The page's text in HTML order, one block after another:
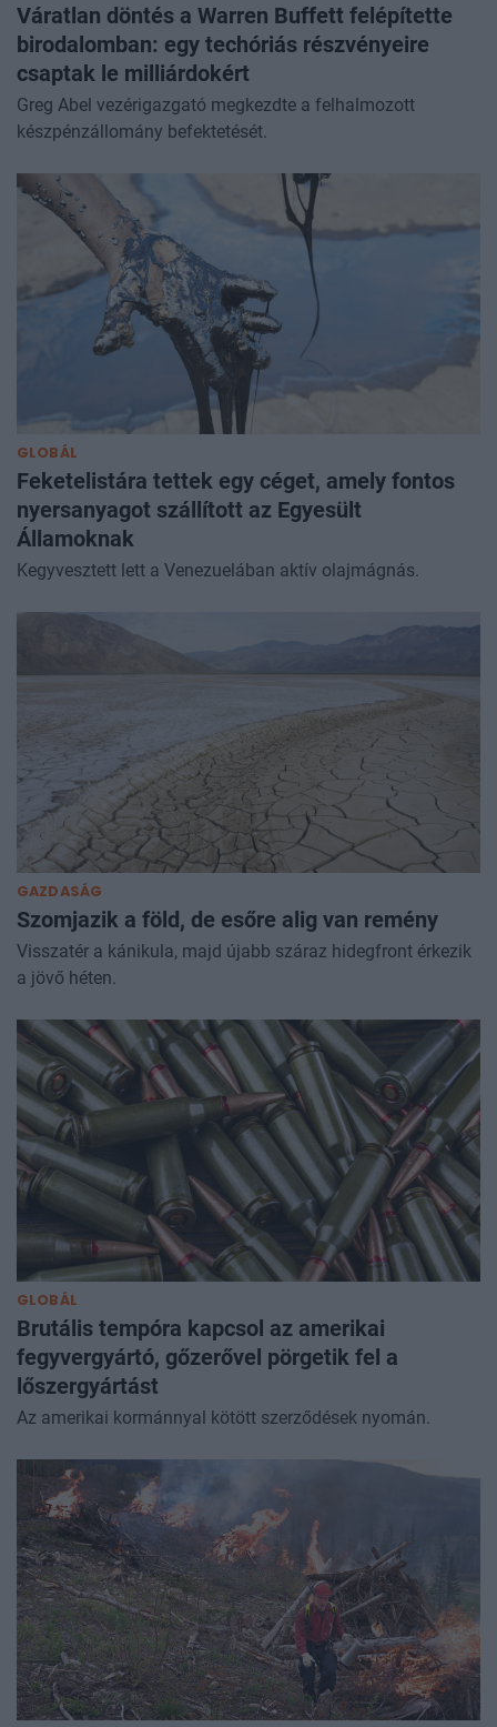
Váratlan döntés a Warren Buffett felépítette
birodalomban: egy techóriás részvényeire
csaptak le milliárdokért
Greg Abel vezérigazgató megkezdte a felhalmozott
készpénzállomány befektetését.
GLOBÁL
Feketelistára tettek egy céget, amely fontos
nyersanyagot szállított az Egyesült
Államoknak
Kegyvesztett lett a Venezuelában aktív olajmágnás.
GAZDASÁG
Szomjazik a föld, de esőre alig van remény
Visszatér a kánikula, majd újabb száraz hidegfront érkezik
a jövő héten.
GLOBÁL
Brutális tempóra kapcsol az amerikai
fegyvergyártó, gőzerővel pörgetik fel a
lőszergyártást
Az amerikai kormánnyal kötött szerződések nyomán.